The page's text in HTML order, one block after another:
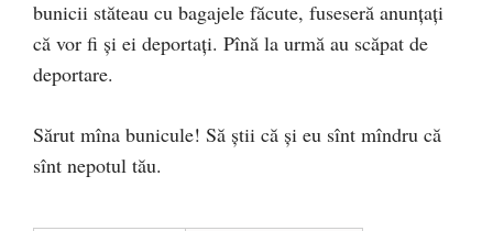
bunicii stăteau cu bagajele făcute, fuseseră anunțați
că vor fi și ei deportați. Pînă la urmă au scăpat de
deportare.
Sărut mîna bunicule! Să știi că și eu sînt mîndru că
sînt nepotul tău.